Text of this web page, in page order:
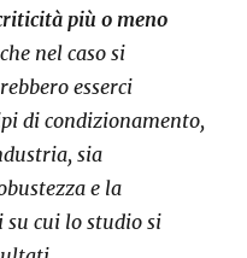
più o meno
nel caso si
esserci
di condizionamento,
sia
e la
su cui lo studio si